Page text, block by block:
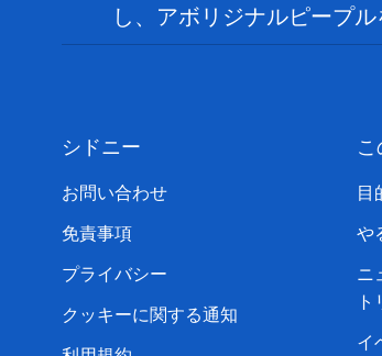
し、アボリジナルピープ
シドニー
お問い合わせ
免責事項
プライバシー
クッキーに関する通知
こ
目
や
ニ
イ